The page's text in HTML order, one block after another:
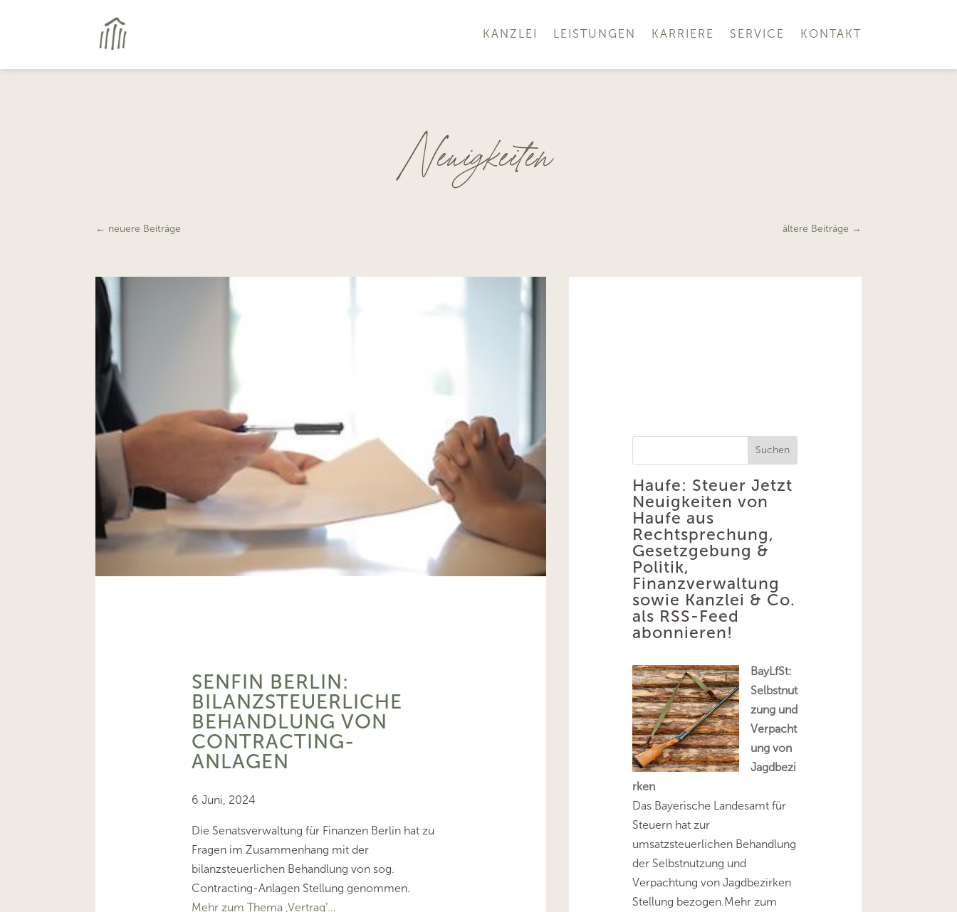
KANZLEI LEISTUNGEN KARRIERE SERVICE KONTAKT
Neuigkeiten
← neuere Beiträge ältere Beiträge →
SENFIN BERLIN:
BILANZSTEUERLICHE
BEHANDLUNG VON
CONTRACTING-
ANLAGEN
6 Juni, 2024
Die Senatsverwaltung für Finanzen Berlin hat zu
Fragen im Zusammenhang mit der
bilanzsteuerlichen Behandlung von sog.
Contracting-Anlagen Stellung genommen.
Mehr zum Thema ‚Vertrag’…
Suchen
Haufe: Steuer Jetzt
Neuigkeiten von
Haufe aus
Rechtsprechung,
Gesetzgebung &
Politik,
Finanzverwaltung
sowie Kanzlei & Co.
als RSS-Feed
abonnieren!
BayLfSt:
Selbstnut
zung und
Verpacht
ung von
Jagdbezi
rken
Das Bayerische Landesamt für
Steuern hat zur
umsatzsteuerlichen Behandlung
der Selbstnutzung und
Verpachtung von Jagdbezirken
Stellung bezogen.Mehr zum